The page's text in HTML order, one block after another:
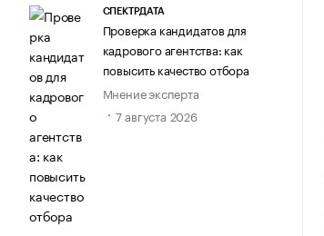
СПЕКТРДАТА
Проверка кандидатов для
кадрового агентства: как
повысить качество отбора
Мнение эксперта
7 августа 2026